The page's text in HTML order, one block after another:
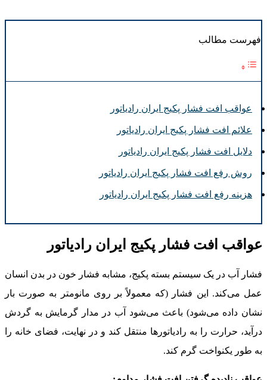
فهرست مطالب
عواقب افت فشار پکیج ایران رادیاتور
علائم افت فشار پکیج ایران‌ رادیاتور
دلایل افت فشار پکیج ایران‌ رادیاتور
روش رفع افت فشار پکیج ایران رادیاتور
هزینه رفع افت فشار پکیج ایران رادیاتور
عواقب افت فشار پکیج ایران رادیاتور
فشار آب در یک سیستم بسته پکیج، مشابه فشار خون در بدن انسان
عمل می‌کند. این فشار (که معمولاً بر روی مانومتر به صورت بار
نشان داده می‌شود) باعث می‌شود آب در مدار گرمایش به گردش
درآید، حرارت را به رادیاتورها منتقل کند و در نهایت، فضای خانه را
به طور یکنواخت گرم کند.